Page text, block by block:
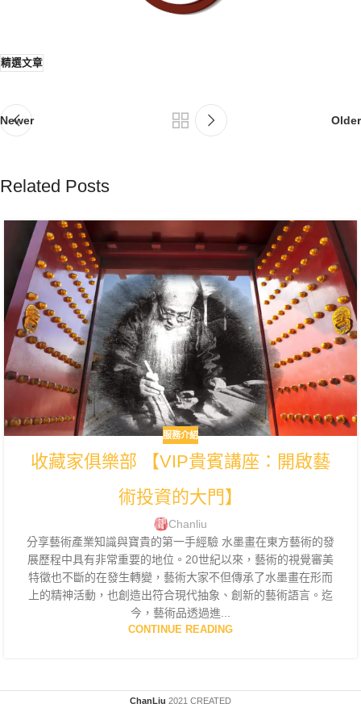
精選文章
Newer Older
Related Posts
服務介紹
收藏家俱樂部 【VIP貴賓講座：開啟藝
術投資的大門】
Chanliu
分享藝術產業知識與寶貴的第一手經驗­ 水墨畫在東方藝術的發
展歷程中具有非常重要的地位。20世紀以來，藝術的視覺審美
特徵也不斷的在發生轉變，藝術大家不但傳承了水墨畫在形而
上的精神活動，也創造出符合現代抽象、創新的藝術語言。迄
今，藝術品透過進...
CONTINUE READING
ChanLiu 2021 CREATED